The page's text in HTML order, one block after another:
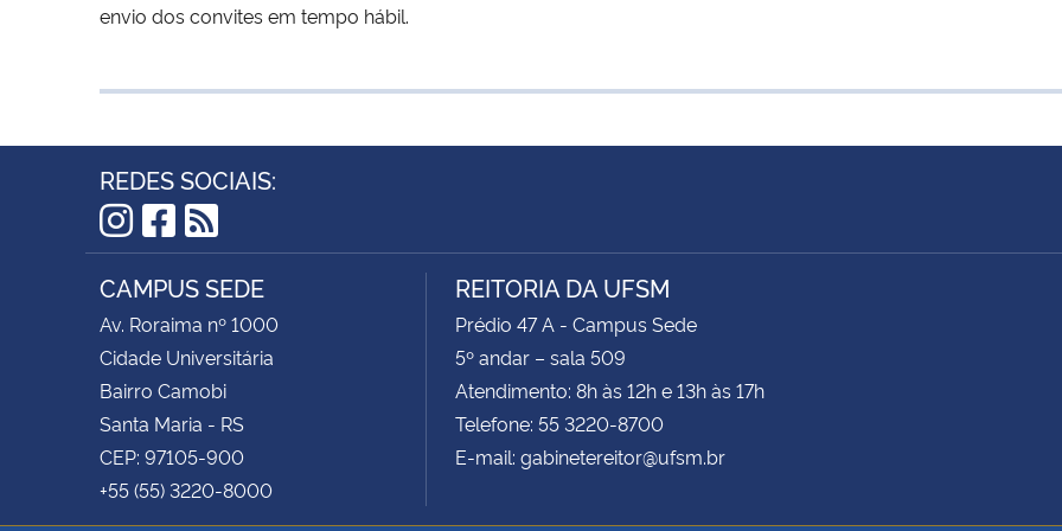
envio dos convites em tempo hábil.
REDES SOCIAIS:
Instagram
Facebook
RSS
CAMPUS SEDE
Av. Roraima nº 1000
Cidade Universitária
Bairro Camobi
Santa Maria - RS
CEP: 97105-900
+55 (55) 3220-8000
REITORIA DA UFSM
Prédio 47 A - Campus Sede
5º andar – sala 509
Atendimento: 8h às 12h e 13h às 17h
Telefone: 55 3220-8700
E-mail: gabinetereitor@ufsm.br